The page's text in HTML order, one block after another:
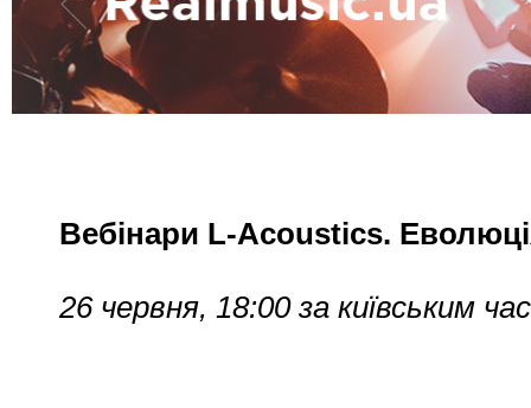
Вебінари L-Acoustics.
26 червня, 18:00 за київським